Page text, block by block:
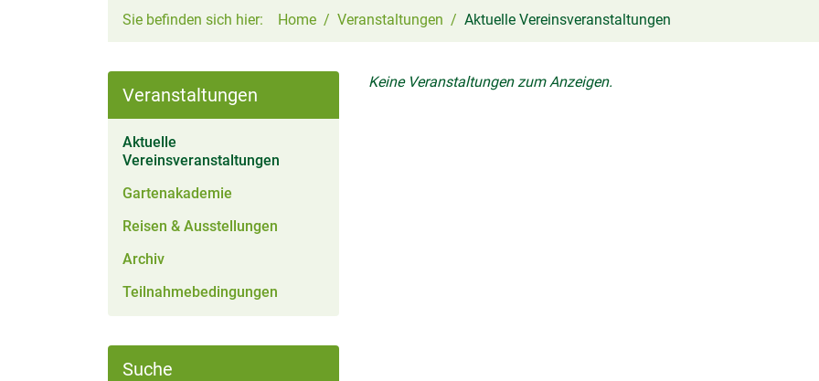
Sie befinden sich hier: Home Veranstaltungen Aktuelle Vereinsveranstaltungen
Veranstaltungen
Aktuelle
Vereinsveranstaltungen
Gartenakademie
Reisen & Ausstellungen
Archiv
Teilnahmebedingungen
Suche
Keine Veranstaltungen zum Anzeigen.